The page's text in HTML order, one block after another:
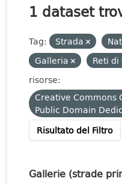
1 dataset
Tag: Strada
Galleria
Reti
risorse:
Creative Commons
Public Domain
Risultato del Filtro
Gallerie (strade